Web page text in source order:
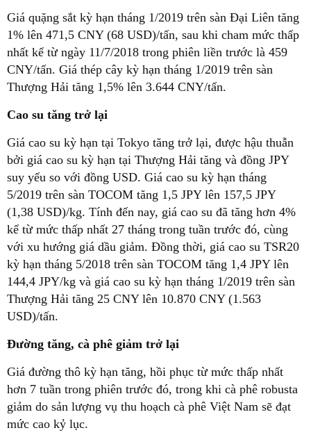
Giá quặng sắt kỳ hạn tháng 1/2019 trên sàn Đại Liên tăng
1% lên 471,5 CNY (68 USD)/tấn, sau khi cham mức thấp
nhất kể từ ngày 11/7/2018 trong phiên liền trước là 459
CNY/tấn. Giá thép cây kỳ hạn tháng 1/2019 trên sàn
Thượng Hải tăng 1,5% lên 3.644 CNY/tấn.
Cao su tăng trở lại
Giá cao su kỳ hạn tại Tokyo tăng trở lại, được hậu thuẫn
bởi giá cao su kỳ hạn tại Thượng Hải tăng và đồng JPY
suy yếu so với đồng USD. Giá cao su kỳ hạn tháng
5/2019 trên sàn TOCOM tăng 1,5 JPY lên 157,5 JPY
(1,38 USD)/kg. Tính đến nay, giá cao su đã tăng hơn 4%
kể từ mức thấp nhất 27 tháng trong tuần trước đó, cùng
với xu hướng giá dầu giảm. Đồng thời, giá cao su TSR20
kỳ hạn tháng 5/2018 trên sàn TOCOM tăng 1,4 JPY lên
144,4 JPY/kg và giá cao su kỳ hạn tháng 1/2019 trên sàn
Thượng Hải tăng 25 CNY lên 10.870 CNY (1.563
USD)/tấn.
Đường tăng, cà phê giảm trở lại
Giá đường thô kỳ hạn tăng, hồi phục từ mức thấp nhất
hơn 7 tuần trong phiên trước đó, trong khi cà phê robusta
giảm do sản lượng vụ thu hoạch cà phê Việt Nam sẽ đạt
mức cao kỷ lục.